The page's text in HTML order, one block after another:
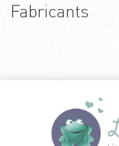
Fabricants